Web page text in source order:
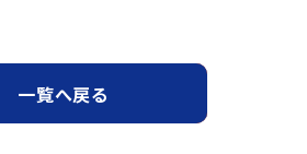
一覧へ戻る